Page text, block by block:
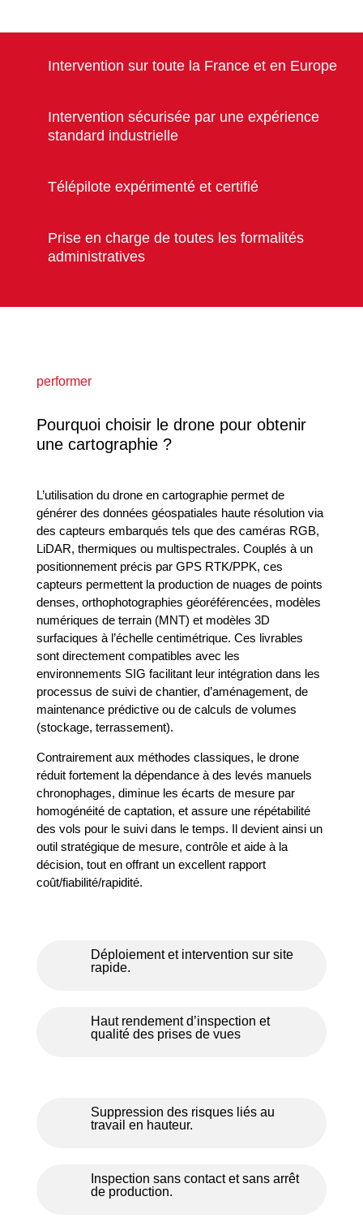
Intervention sur toute la France et en Europe
Intervention sécurisée par une expérience
standard industrielle
Télépilote expérimenté et certifié
Prise en charge de toutes les formalités
administratives
performer
Pourquoi choisir le drone pour obtenir
une cartographie ?
L’utilisation du drone en cartographie permet de
générer des données géospatiales haute résolution via
des capteurs embarqués tels que des caméras RGB,
LiDAR, thermiques ou multispectrales. Couplés à un
positionnement précis par GPS RTK/PPK, ces
capteurs permettent la production de nuages de points
denses, orthophotographies géoréférencées, modèles
numériques de terrain (MNT) et modèles 3D
surfaciques à l’échelle centimétrique. Ces livrables
sont directement compatibles avec les
environnements SIG facilitant leur intégration dans les
processus de suivi de chantier, d’aménagement, de
maintenance prédictive ou de calculs de volumes
(stockage, terrassement).
Contrairement aux méthodes classiques, le drone
réduit fortement la dépendance à des levés manuels
chronophages, diminue les écarts de mesure par
homogénéité de captation, et assure une répétabilité
des vols pour le suivi dans le temps. Il devient ainsi un
outil stratégique de mesure, contrôle et aide à la
décision, tout en offrant un excellent rapport
coût/fiabilité/rapidité.
Déploiement et intervention sur site
rapide.
Haut rendement d’inspection et
qualité des prises de vues
Suppression des risques liés au
travail en hauteur.
Inspection sans contact et sans arrêt
de production.